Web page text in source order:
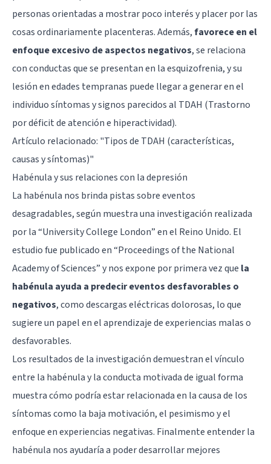
personas orientadas a mostrar poco interés y placer por las
cosas ordinariamente placenteras. Además,favorece en el
enfoque excesivo de aspectos negativos, se relaciona
con conductas que se presentan en la esquizofrenia, y su
lesión en edades tempranas puede llegar a generar en el
individuo síntomas y signos parecidos al TDAH (Trastorno
por déficit de atención e hiperactividad).
Artículo relacionado: "Tipos de TDAH (características,
causas y síntomas)"
Habénula y sus relaciones con la depresión
La habénula nos brinda pistas sobre eventos
desagradables, según muestra una investigación realizada
por la “University College London” en el Reino Unido. El
estudio fue publicado en “Proceedings of the National
Academy of Sciences” y nos expone por primera vez que la
habénula ayuda a predecir eventos desfavorables o
negativos, como descargas eléctricas dolorosas, lo que
sugiere un papel en el aprendizaje de experiencias malas o
desfavorables.
Los resultados de la investigación demuestran el vínculo
entre la habénula y la conducta motivada de igual forma
muestra cómo podría estar relacionada en la causa de los
síntomas como la baja motivación, el pesimismo y el
enfoque en experiencias negativas. Finalmente entender la
habénula nos ayudaría a poder desarrollar mejores